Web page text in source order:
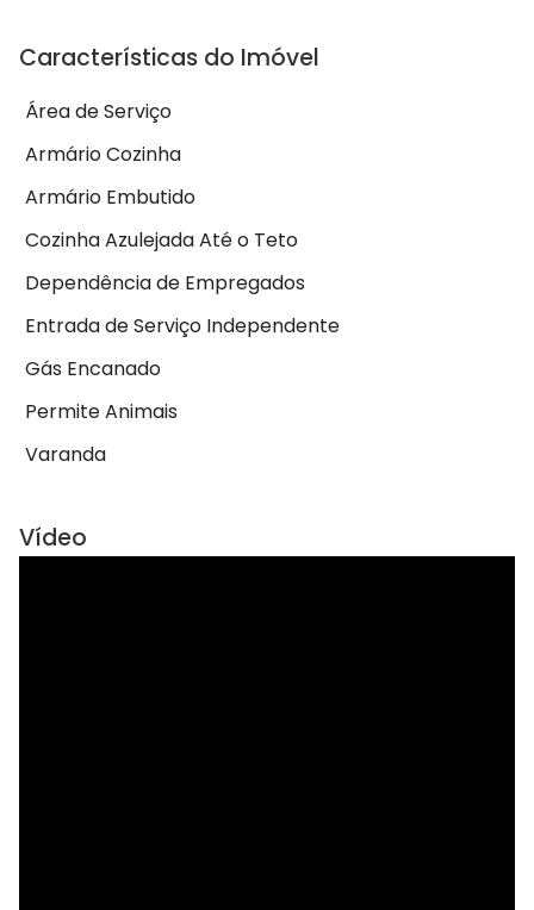
Características do Imóvel
Área de Serviço
Armário Cozinha
Armário Embutido
Cozinha Azulejada Até o Teto
Dependência de Empregados
Entrada de Serviço Independente
Gás Encanado
Permite Animais
Varanda
Vídeo